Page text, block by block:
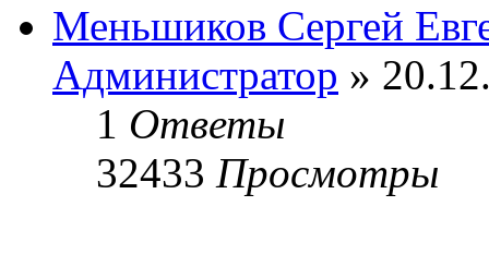
Меньшиков Сергей
Администратор »
1 Ответы
32433 Просмотры